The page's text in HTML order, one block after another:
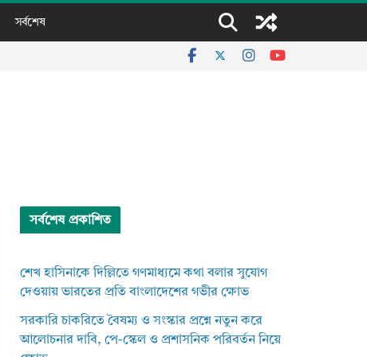
সর্বশেষ
সর্বশেষ প্রকাশিত
শেখ হাসিনাকে দিল্লিতে গণমাধ্যমে কথা বলার সুযোগ
দেওয়ায় ভারতের প্রতি বাংলাদেশের গভীর ক্ষোভ
সরকারি চাকরিতে বৈষম্য ও সংস্কার প্রশ্নে নতুন করে
আলোচনার দাবি, পে-স্কেল ও প্রশাসনিক পরিবর্তন নিয়ে